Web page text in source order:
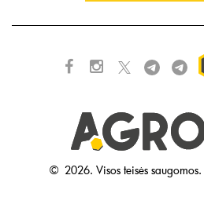
© 2026. Visos teisės saugomos.